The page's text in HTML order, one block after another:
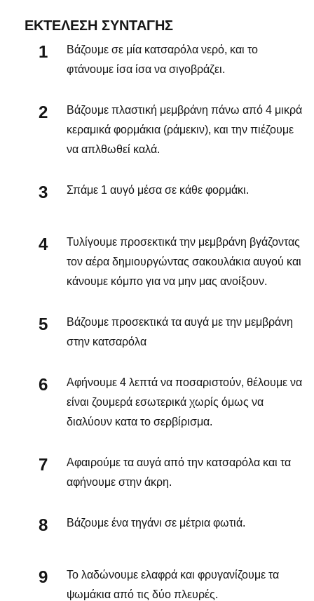
ΕΚΤΈΛΕΣΗ ΣΥΝΤΑΓΉΣ
Βάζουμε σε μία κατσαρόλα νερό, και το
φτάνουμε ίσα ίσα να σιγοβράζει.
Βάζουμε πλαστική μεμβράνη πάνω από 4 μικρά
κεραμικά φορμάκια (ράμεκιν), και την πιέζουμε
να απλθωθεί καλά.
Σπάμε 1 αυγό μέσα σε κάθε φορμάκι.
Τυλίγουμε προσεκτικά την μεμβράνη βγάζοντας
τον αέρα δημιουργώντας σακουλάκια αυγού και
κάνουμε κόμπο για να μην μας ανοίξουν.
Βάζουμε προσεκτικά τα αυγά με την μεμβράνη
στην κατσαρόλα
Αφήνουμε 4 λεπτά να ποσαριστούν, θέλουμε να
είναι ζουμερά εσωτερικά χωρίς όμως να
διαλύουν κατα το σερβίρισμα.
Αφαιρούμε τα αυγά από την κατσαρόλα και τα
αφήνουμε στην άκρη.
Βάζουμε ένα τηγάνι σε μέτρια φωτιά.
Το λαδώνουμε ελαφρά και φρυγανίζουμε τα
ψωμάκια από τις δύο πλευρές.